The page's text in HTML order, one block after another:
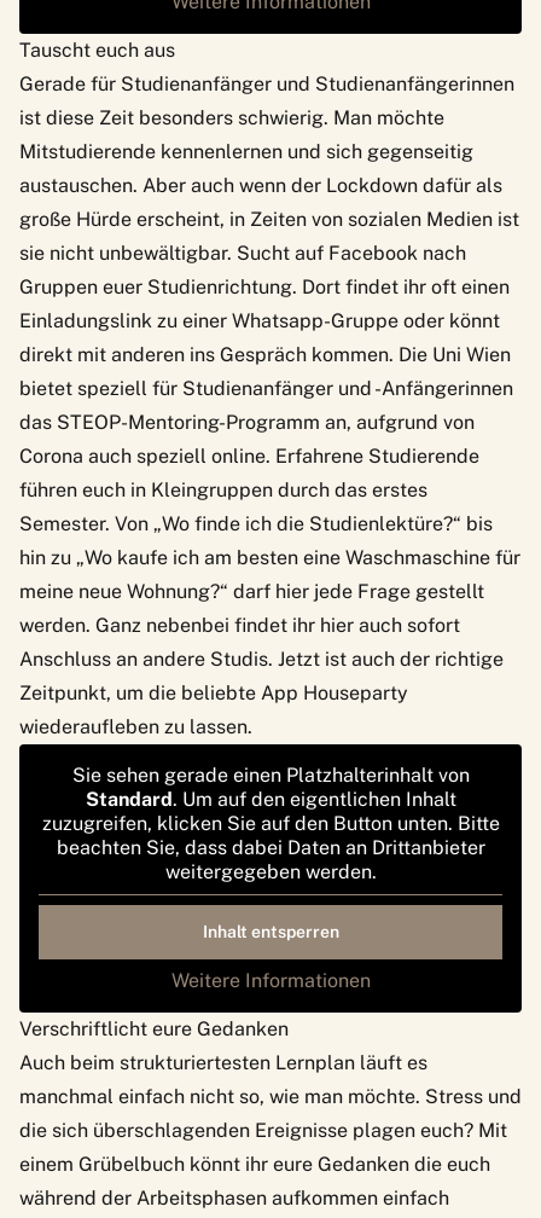
Tauscht euch aus
Gerade für Studienanfänger und Studienanfängerinnen
ist diese Zeit besonders schwierig. Man möchte
Mitstudierende kennenlernen und sich gegenseitig
austauschen. Aber auch wenn der Lockdown dafür als
große Hürde erscheint, in Zeiten von sozialen Medien ist
sie nicht unbewältigbar. Sucht auf Facebook nach
Gruppen euer Studienrichtung. Dort findet ihr oft einen
Einladungslink zu einer Whatsapp-Gruppe oder könnt
direkt mit anderen ins Gespräch kommen. Die Uni Wien
bietet speziell für Studienanfänger und -Anfängerinnen
das STEOP-Mentoring-Programm an, aufgrund von
Corona auch speziell online. Erfahrene Studierende
führen euch in Kleingruppen durch das erstes
Semester. Von „Wo finde ich die Studienlektüre?“ bis
hin zu „Wo kaufe ich am besten eine Waschmaschine für
meine neue Wohnung?“ darf hier jede Frage gestellt
werden. Ganz nebenbei findet ihr hier auch sofort
Anschluss an andere Studis. Jetzt ist auch der richtige
Zeitpunkt, um die beliebte App Houseparty
wiederaufleben zu lassen.
Sie sehen gerade einen Platzhalterinhalt von
Standard. Um auf den eigentlichen Inhalt
zuzugreifen, klicken Sie auf den Button unten. Bitte
beachten Sie, dass dabei Daten an Drittanbieter
weitergegeben werden.
Inhalt entsperren
Weitere Informationen
Verschriftlicht eure Gedanken
Auch beim strukturiertesten Lernplan läuft es
manchmal einfach nicht so, wie man möchte. Stress und
die sich überschlagenden Ereignisse plagen euch? Mit
einem Grübelbuch könnt ihr eure Gedanken die euch
während der Arbeitsphasen aufkommen einfach